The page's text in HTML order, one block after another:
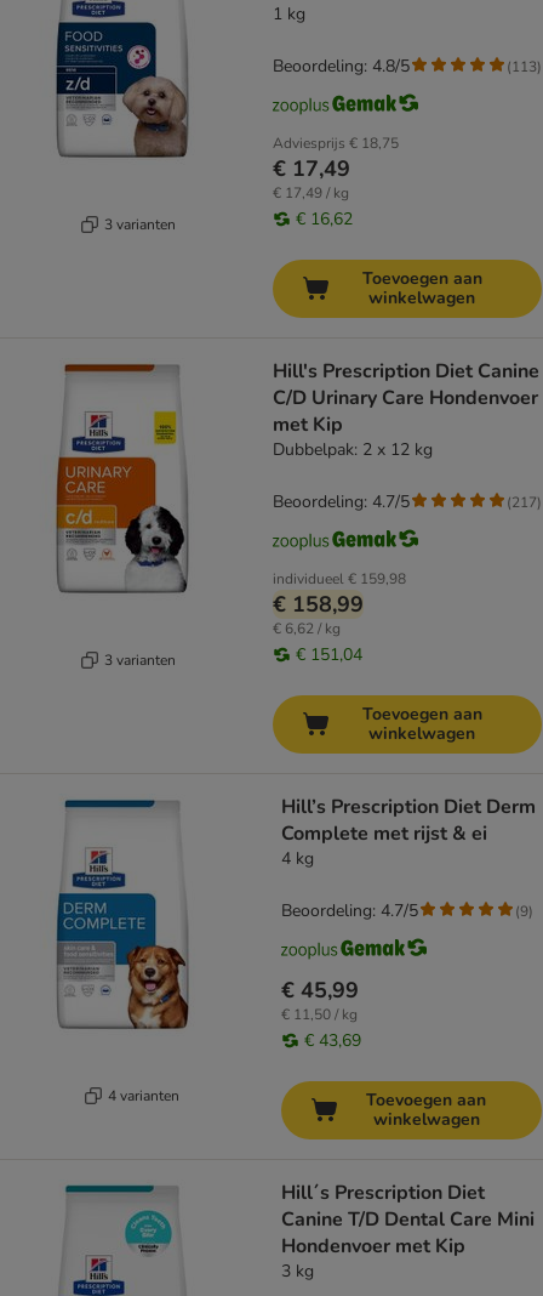
3 varianten
1 kg
Adviesprijs € 18,75
€ 17,49
€ 17,49 / kg
€ 16,62
Beoordeling: 4.8/5 (113)
Toevoegen aan
winkelwagen
3 varianten
Hill's Prescription Diet Canine
C/D Urinary Care Hondenvoer
met Kip
Dubbelpak: 2 x 12 kg
individueel€ 159,98
€ 158,99
€ 6,62 / kg
€ 151,04
Beoordeling: 4.7/5 (217)
Toevoegen aan
winkelwagen
4 varianten
Hill’s Prescription Diet Derm
Complete met rijst & ei
4 kg
€ 45,99
€ 11,50 / kg
€ 43,69
Beoordeling: 4.7/5 (9)
Toevoegen aan
winkelwagen
Hill´s Prescription Diet
Canine T/D Dental Care Mini
Hondenvoer met Kip
3 kg